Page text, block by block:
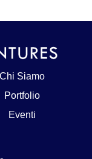
Chi Siamo
Portfolio
Eventi